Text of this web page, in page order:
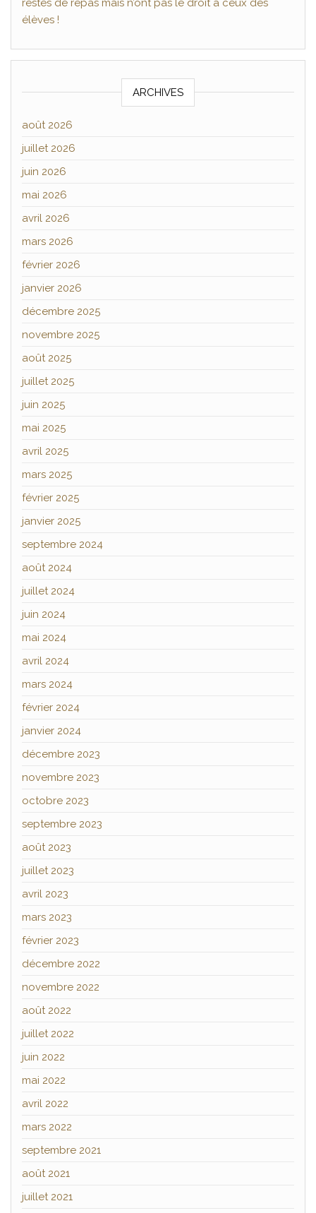
restes de repas mais n’ont pas le droit à ceux des
élèves !
ARCHIVES
août 2026
juillet 2026
juin 2026
mai 2026
avril 2026
mars 2026
février 2026
janvier 2026
décembre 2025
novembre 2025
août 2025
juillet 2025
juin 2025
mai 2025
avril 2025
mars 2025
février 2025
janvier 2025
septembre 2024
août 2024
juillet 2024
juin 2024
mai 2024
avril 2024
mars 2024
février 2024
janvier 2024
décembre 2023
novembre 2023
octobre 2023
septembre 2023
août 2023
juillet 2023
avril 2023
mars 2023
février 2023
décembre 2022
novembre 2022
août 2022
juillet 2022
juin 2022
mai 2022
avril 2022
mars 2022
septembre 2021
août 2021
juillet 2021